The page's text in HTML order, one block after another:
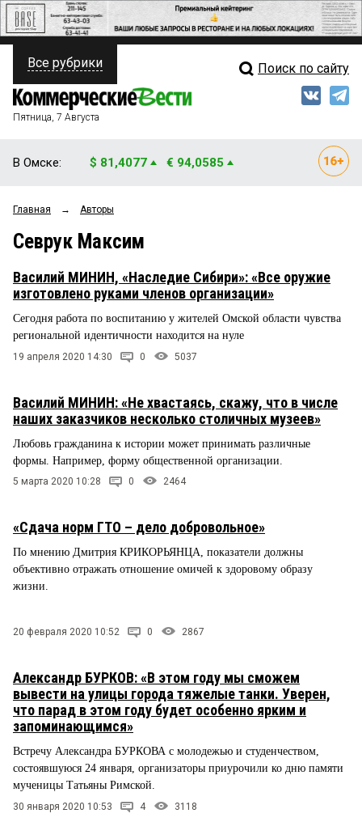
ПОЛИТИКА
ФИНАНСЫ
ОБЩЕСТВО
ЗАКОН
НОВОСТИ КОМПАНИЙ
ПРОИСШЕСТВИЯ
СТИЛЬ ЖИЗНИ
Свежий выпуск
Блоги
Архив
Все рубрики Поиск по сайту
Пятница, 7 Августа
В Омске: $ 81,4077 € 94,0585
Главная → Авторы
Севрук Максим
Василий МИНИН, «Наследие Сибири»: «Все оружие
изготовлено руками членов организации»
Сегодня работа по воспитанию у жителей Омской области чувства
региональной идентичности находится на нуле
19 апреля 2020 14:30 0 5037
Василий МИНИН: «Не хвастаясь, скажу, что в числе
наших заказчиков несколько столичных музеев»
Любовь гражданина к истории может принимать различные
формы. Например, форму общественной организации.
5 марта 2020 10:28 0 2464
«Сдача норм ГТО – дело добровольное»
По мнению Дмитрия КРИКОРЬЯНЦА, показатели должны
объективно отражать отношение омичей к здоровому образу
жизни.
20 февраля 2020 10:52 0 2867
Александр БУРКОВ: «В этом году мы сможем
вывести на улицы города тяжелые танки. Уверен,
что парад в этом году будет особенно ярким и
запоминающимся»
Встречу Александра БУРКОВА с молодежью и студенчеством,
состоявшуюся 24 января, организаторы приурочили ко дню памяти
мученицы Татьяны Римской.
30 января 2020 10:53 4 3118